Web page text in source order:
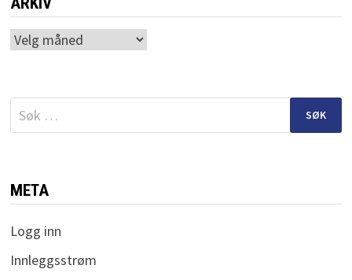
Arkiv
Søk
etter:
META
Logg inn
Innleggsstrøm